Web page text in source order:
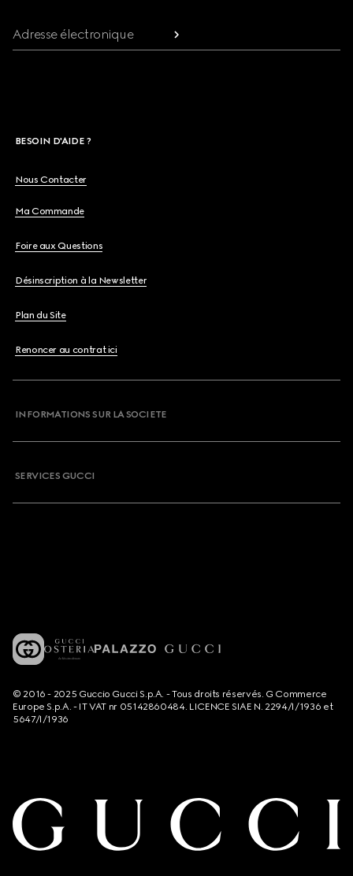
Adresse électronique
BESOIN D'AIDE ?
Nous Contacter
Ma Commande
Foire aux Questions
Désinscription à la Newsletter
Plan du Site
Renoncer au contrat ici
INFORMATIONS SUR LA SOCIETE
SERVICES GUCCI
© 2016 - 2025 Guccio Gucci S.p.A. - Tous droits réservés. G Commerce
Europe S.p.A. - IT VAT nr 05142860484. LICENCE SIAE N. 2294/I/1936 et
5647/I/1936